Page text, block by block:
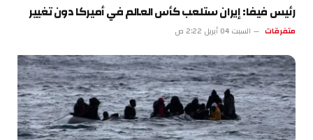
رئيس فيفا: إيران ستلعب كأس العالم في أميركا دون تغيير
متفرقات السبت 04 أبريل 2:22 ص